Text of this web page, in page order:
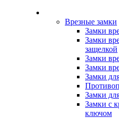
Врезные замки
Замки
Замки
защелкой
Замки
Замки
Замки
Замки
Замки с
ключом